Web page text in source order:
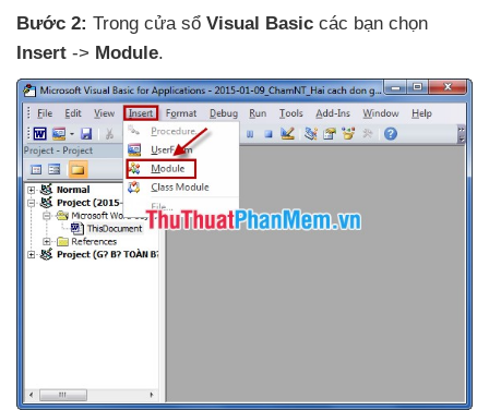
Bước 2: Trong cửa sổ Visual Basic các bạn chọn
Insert -> Module.